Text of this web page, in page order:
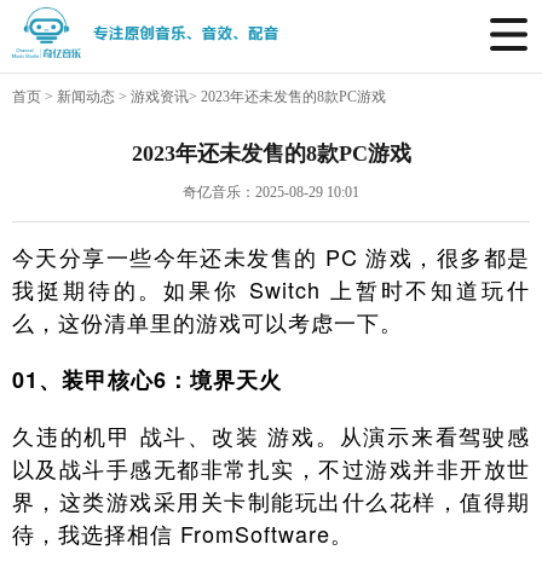
首页 > 新闻动态 > 游戏资讯> 2023年还未发售的8款PC游戏
2023年还未发售的8款PC游戏
奇亿音乐：2025-08-29 10:01
今天分享一些今年还未发售的 PC 游戏，很多都是
我挺期待的。如果你 Switch 上暂时不知道玩什
么，这份清单里的游戏可以考虑一下。
01、装甲核心6：境界天火
久违的机甲 战斗、改装 游戏。从演示来看驾驶感
以及战斗手感无都非常扎实，不过游戏并非开放世
界，这类游戏采用关卡制能玩出什么花样，值得期
待，我选择相信 FromSoftware。